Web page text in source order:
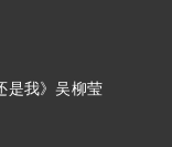
是我》吴柳莹